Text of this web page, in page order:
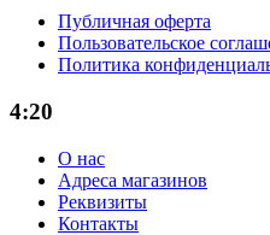
Публичная оферта
Пользовательское
Политика
4:20
О нас
Адреса магазинов
Реквизиты
Контакты